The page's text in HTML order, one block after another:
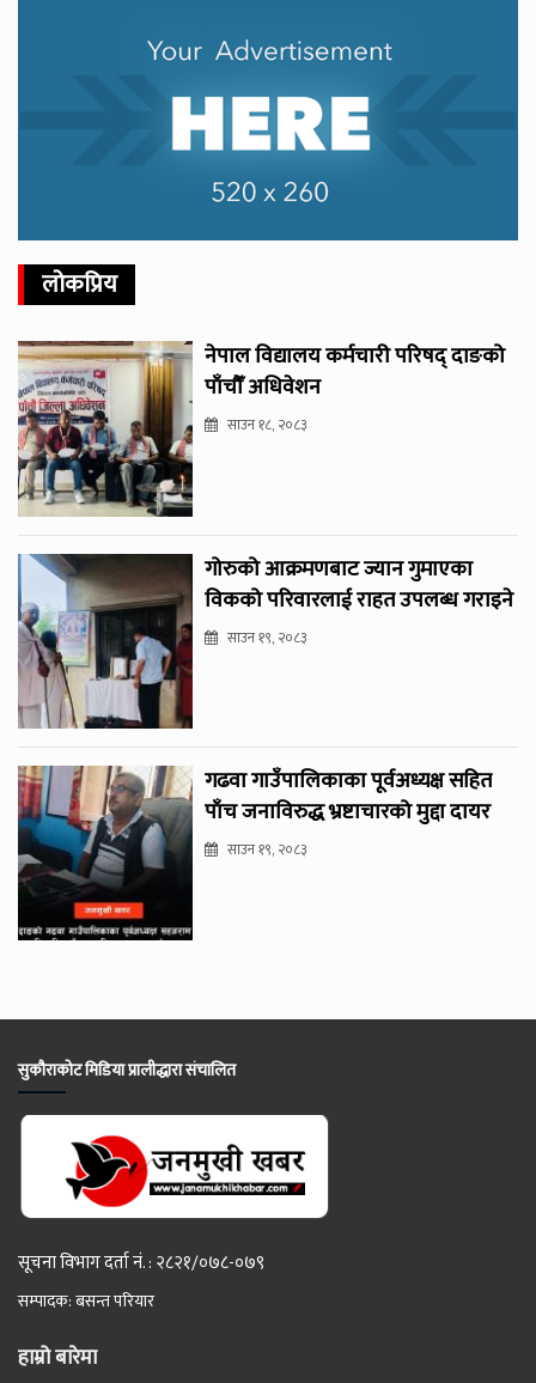
लोकप्रिय
नेपाल विद्यालय कर्मचारी परिषद् दाङको
पाँचौँ अधिवेशन
साउन १८, २०८३
गोरुको आक्रमणबाट ज्यान गुमाएका
विकको परिवारलाई राहत उपलब्ध गराइने
साउन १९, २०८३
गढवा गाउँपालिकाका पूर्वअध्यक्ष सहित
पाँच जनाविरुद्ध भ्रष्टाचारको मुद्दा दायर
साउन १९, २०८३
सुकौराकोट मिडिया प्रालीद्धारा संचालित
सूचना विभाग दर्ता नं. : २८२१/०७८-०७९
सम्पादक: बसन्त परियार
हाम्रो बारेमा